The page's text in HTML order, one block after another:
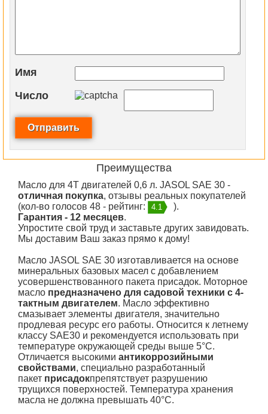
Имя
Число
Преимущества
Масло для 4T двигателей 0,6 л. JASOL SAE 30 -
отличная покупка, отзывы реальных покупателей
(кол-во голосов 48 - рейтинг:
4.1
).
Гарантия - 12 месяцев.
Упростите свой труд и заставьте других завидовать.
Мы доставим Ваш заказ прямо к дому!
Масло JASOL SAE 30 изготавливается на основе
минеральных базовых масел с добавлением
усовершенствованного пакета присадок. Моторное
масло предназначено для садовой техники с 4-
тактным двигателем. Масло эффективно
смазывает элементы двигателя, значительно
продлевая ресурс его работы. Относится к летнему
классу SAE30 и рекомендуется использовать при
температуре окружающей среды выше 5°C.
Отличается высокими антикоррозийными
свойствами, специально разработанный
пакет присадокпрепятствует разрушению
трущихся поверхностей. Температура хранения
масла не должна превышать 40°C.